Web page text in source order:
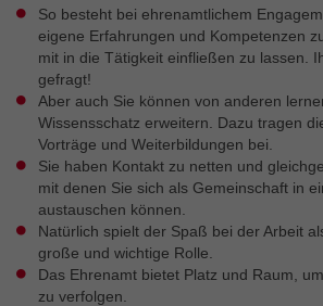
So besteht bei ehrenamtlichem
eigene Erfahrungen und Kompetenzen
mit in die Tätigkeit einfließen zu lassen.
gefragt!
Aber auch Sie können von anderen
Wissensschatz erweitern. Dazu tragen
Vorträge und Weiterbildungen bei.
Sie haben Kontakt zu netten und
mit denen Sie sich als Gemeinschaft in
austauschen können.
Natürlich spielt der Spaß bei der Arbeit
große und wichtige Rolle.
Das Ehrenamt bietet Platz und Raum,
zu verfolgen.